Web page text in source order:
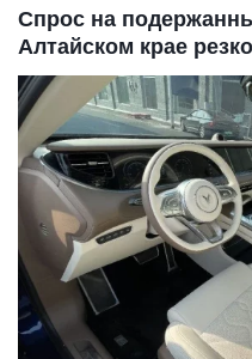
Спрос на
Алтайском крае